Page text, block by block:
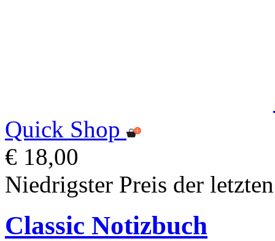
Quick Shop
€ 18,00
Niedrigster Preis der
Classic Notizbuch